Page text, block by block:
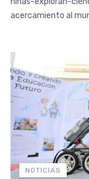
acercamiento al
NOTICIAS